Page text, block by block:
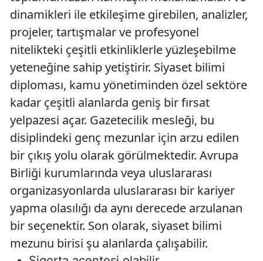
dinamikleri ile etkileşime girebilen, analizler,
projeler, tartışmalar ve profesyonel
nitelikteki çeşitli etkinliklerle yüzleşebilme
yeteneğine sahip yetiştirir. Siyaset bilimi
diploması, kamu yönetiminden özel sektöre
kadar çeşitli alanlarda geniş bir fırsat
yelpazesi açar. Gazetecilik mesleği, bu
disiplindeki genç mezunlar için arzu edilen
bir çıkış yolu olarak görülmektedir. Avrupa
Birliği kurumlarında veya uluslararası
organizasyonlarda uluslararası bir kariyer
yapma olasılığı da aynı derecede arzulanan
bir seçenektir. Son olarak, siyaset bilimi
mezunu birisi şu alanlarda çalışabilir.